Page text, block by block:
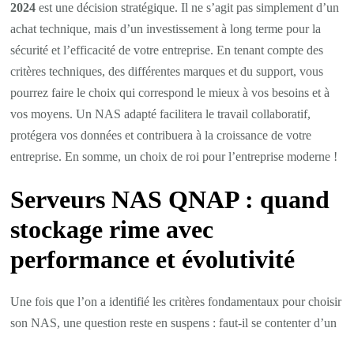
2024 est une décision stratégique. Il ne s’agit pas simplement d’un
achat technique, mais d’un investissement à long terme pour la
sécurité et l’efficacité de votre entreprise. En tenant compte des
critères techniques, des différentes marques et du support, vous
pourrez faire le choix qui correspond le mieux à vos besoins et à
vos moyens. Un NAS adapté facilitera le travail collaboratif,
protégera vos données et contribuera à la croissance de votre
entreprise. En somme, un choix de roi pour l’entreprise moderne !
Serveurs NAS QNAP : quand
stockage rime avec
performance et évolutivité
Une fois que l’on a identifié les critères fondamentaux pour choisir
son NAS, une question reste en suspens : faut-il se contenter d’un